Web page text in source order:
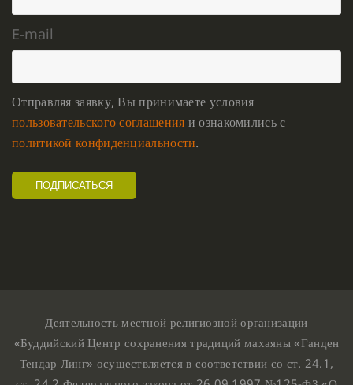
E-mail
Отправляя заявку, Вы принимаете условия
пользовательского соглашения и ознакомились с
политикой конфиденциальности.
Деятельность местной религиозной организации
«Буддийский Центр сохранения традиций махаяны «Ганден
Тендар Линг» осуществляется в соответствии со ст. 24.1,